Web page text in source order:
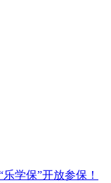
学保”开放参保！